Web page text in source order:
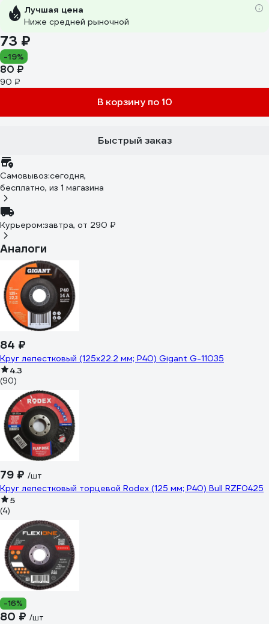
Лучшая цена
Ниже средней рыночной
73 ₽
-19%
80 ₽
90 ₽
В корзину по 10
Быстрый заказ
Самовывоз:сегодня,
бесплатно, из 1 магазина
Курьером:завтра, от 290 ₽
Аналоги
84 ₽
Круг лепестковый (125x22.2 мм; P40) Gigant G-11035
4.3
(90)
79 ₽ /шт
Круг лепестковый торцевой Rodex (125 мм; P40) Bull RZF0425
5
(4)
-16%
80 ₽ /шт